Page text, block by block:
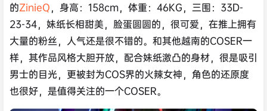
的ZinieQ，身高：158cm，体重：46KG，三围：33D-
23-34，妹纸长相甜美，脸蛋圆圆的，很可爱，在推上拥有
大量的粉丝，人气还是很不错的。和其他越南的COSER一
样，其作品风格大胆开放，配合妹纸激凸的身材，很是吸引
男士的目光，更被封为COS界的火辣女神，角色的还原度
也很好，是值得关注的一个COSER。